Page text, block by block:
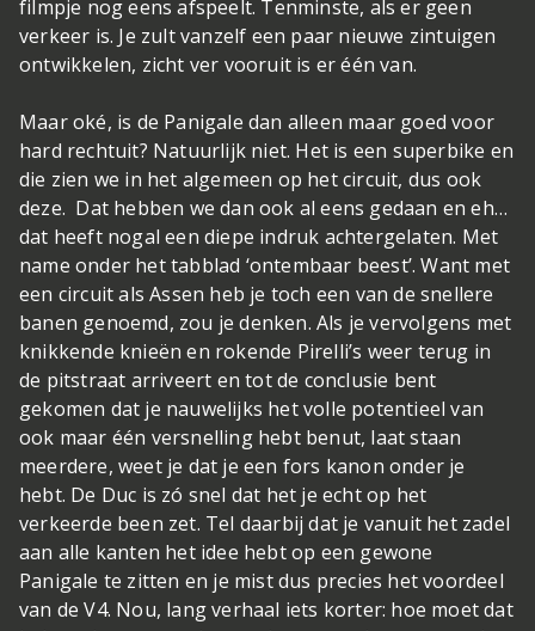
filmpje nog eens afspeelt. Tenminste, als er geen
verkeer is. Je zult vanzelf een paar nieuwe zintuigen
ontwikkelen, zicht ver vooruit is er één van.
Maar oké, is de Panigale dan alleen maar goed voor
hard rechtuit? Natuurlijk niet. Het is een superbike en
die zien we in het algemeen op het circuit, dus ook
deze. Dat hebben we dan ook al eens gedaan en eh…
dat heeft nogal een diepe indruk achtergelaten. Met
name onder het tabblad ‘ontembaar beest’. Want met
een circuit als Assen heb je toch een van de snellere
banen genoemd, zou je denken. Als je vervolgens met
knikkende knieën en rokende Pirelli’s weer terug in
de pitstraat arriveert en tot de conclusie bent
gekomen dat je nauwelijks het volle potentieel van
ook maar één versnelling hebt benut, laat staan
meerdere, weet je dat je een fors kanon onder je
hebt. De Duc is zó snel dat het je echt op het
verkeerde been zet. Tel daarbij dat je vanuit het zadel
aan alle kanten het idee hebt op een gewone
Panigale te zitten en je mist dus precies het voordeel
van de V4. Nou, lang verhaal iets korter: hoe moet dat